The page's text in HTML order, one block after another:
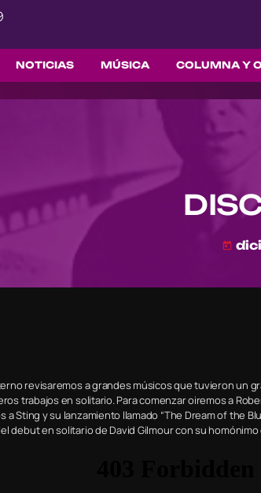
NOTICIAS MÚSICA COLUMNA Y
today
revisaremos a grandes músicos que tuvieron un
trabajos en solitario. Para comenzar oiremos a
Sting y su lanzamiento llamado “The Dream of the
debut en solitario de David Gilmour con su homónimo